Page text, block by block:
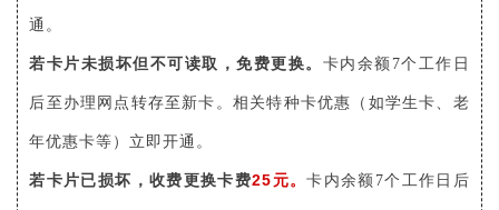
通。
若卡片未损坏但不可读取，免费更换。 卡内余额7个工作日
后至办理网点转存至新卡。相关特种卡优惠（如学生卡、老
年优惠卡等）立即开通。
若卡片已损坏，收费更换卡费25元。卡内余额7个工作日后